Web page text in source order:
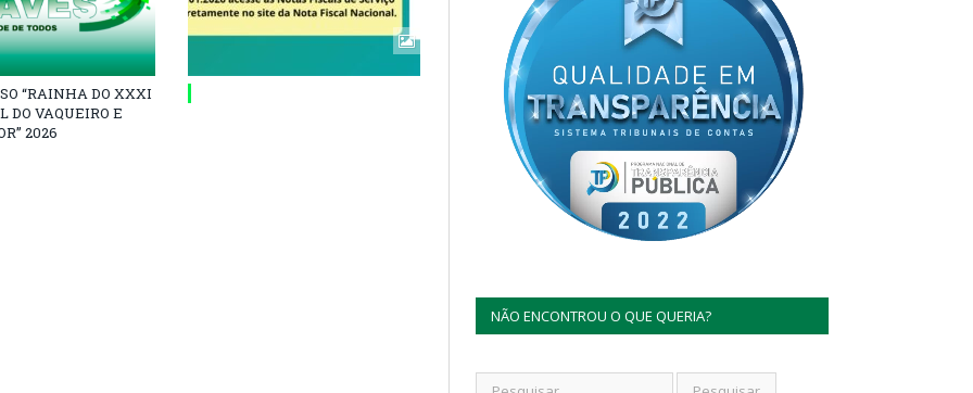
“RAINHA DO XXXI
DO VAQUEIRO E
2026
NÃO ENCONTROU O QUE QUERIA?